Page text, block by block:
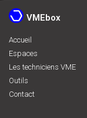
VMEbox
Accueil
Espaces
Les techniciens VME
Outils
Contact